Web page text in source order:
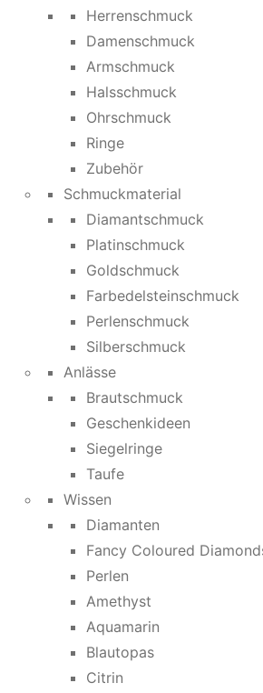
Herrenschmuck
Damenschmuck
Armschmuck
Halsschmuck
Ohrschmuck
Ringe
Zubehör
Schmuckmaterial
Diamantschmuck
Platinschmuck
Goldschmuck
Farbedelsteinschmuck
Perlenschmuck
Silberschmuck
Anlässe
Brautschmuck
Geschenkideen
Siegelringe
Taufe
Wissen
Diamanten
Fancy Coloured
Perlen
Amethyst
Aquamarin
Blautopas
Citrin